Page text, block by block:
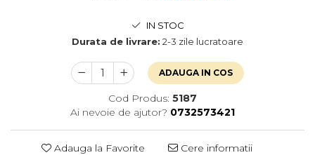
IN STOC
Durata de livrare: 2-3 zile lucratoare
ADAUGA IN COS
Cod Produs: 5187
Ai nevoie de ajutor? 0732573421
Adauga la Favorite Cere informatii